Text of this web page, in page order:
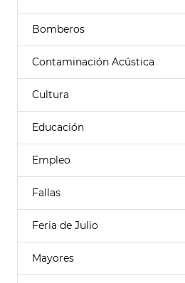
Bomberos
Contaminación Acústica
Cultura
Educación
Empleo
Fallas
Feria de Julio
Mayores